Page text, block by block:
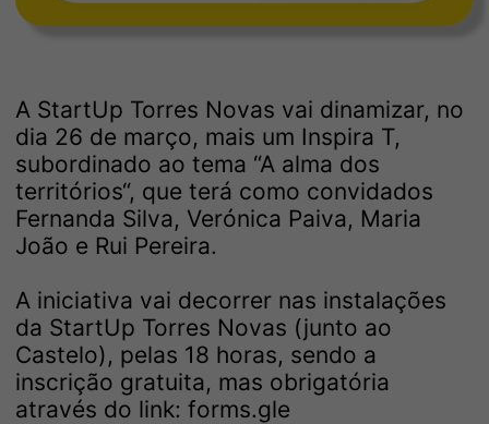
A StartUp Torres Novas vai dinamizar, no
dia 26 de março, mais um Inspira T,
subordinado ao tema “A alma dos
territórios“, que terá como convidados
Fernanda Silva, Verónica Paiva, Maria
João e Rui Pereira.
A iniciativa vai decorrer nas instalações
da StartUp Torres Novas (junto ao
Castelo), pelas 18 horas, sendo a
inscrição gratuita, mas obrigatória
através do link: forms.gle